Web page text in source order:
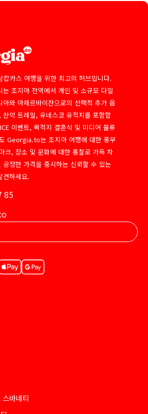
카스 여행을 위한 최고의 허브입니다.
조지아 전역에서 개인 및 소규모 다일
와 아제르바이잔으로의 선택적 추가 옵
악 트레일, 유네스코 유적지를 포함합
이벤트, 목적지 결혼식 및 미디어 물류
Georgia.to는 조지아 여행에 대한 풍부
크, 장소 및 문화에 대한 통찰로 가득 차
정한 가격을 중시하는 신뢰할 수 있는
견하세요.
85
바네티